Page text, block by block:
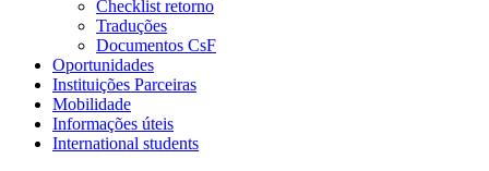
Checklist retorno
Traduções
Documentos CsF
Oportunidades
Instituições Parceiras
Mobilidade
Informações úteis
International students